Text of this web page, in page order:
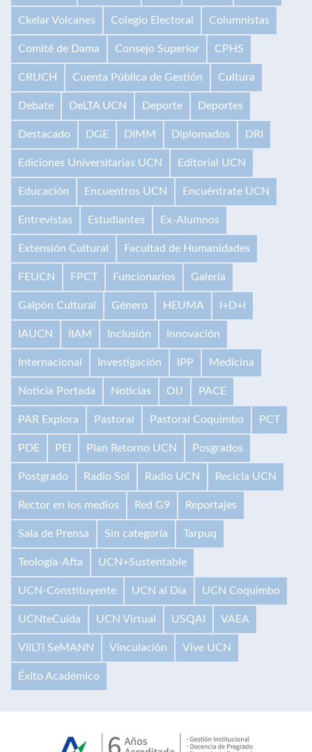
Ckelar Volcanes Colegio Electoral Columnistas
Comité de Dama Consejo Superior CPHS
CRUCH Cuenta Pública de Gestión Cultura
Debate DeLTA UCN Deporte Deportes
Destacado DGE DIMM Diplomados DRI
Ediciones Universitarias UCN Editorial UCN
Educación Encuentros UCN Encuéntrate UCN
Entrevistas Estudiantes Ex-Alumnos
Extensión Cultural Facultad de Humanidades
FEUCN FPCT Funcionarios Galería
Galpón Cultural Género HEUMA I+D+i
IAUCN IIAM Inclusión Innovación
Internacional Investigación IPP Medicina
Noticia Portada Noticias OIJ PACE
PAR Explora Pastoral Pastoral Coquimbo PCT
PDE PEI Plan Retorno UCN Posgrados
Postgrado Radio Sol Radio UCN Recicla UCN
Rector en los medios Red G9 Reportajes
Sala de Prensa Sin categoría Tarpuq
Teología-Afta UCN+Sustentable
UCN-Constituyente UCN al Día UCN Coquimbo
UCNteCuida UCN Virtual USQAI VAEA
VilLTI SeMANN Vinculación Vive UCN
Éxito Académico